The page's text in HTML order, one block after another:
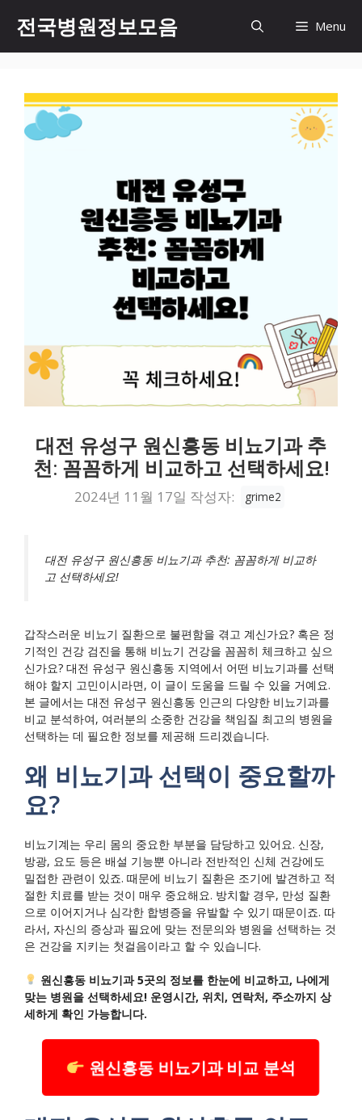
츠
전국병원정보모음 Menu
대전 유성구 원신흥동 비뇨기과 추
천: 꼼꼼하게 비교하고 선택하세요!
2024년 11월 17일 작성자: grime2
대전 유성구 원신흥동 비뇨기과 추천: 꼼꼼하게 비교하
고 선택하세요!
갑작스러운 비뇨기 질환으로 불편함을 겪고 계신가요? 혹은 정
기적인 건강 검진을 통해 비뇨기 건강을 꼼꼼히 체크하고 싶으
신가요? 대전 유성구 원신흥동 지역에서 어떤 비뇨기과를 선택
해야 할지 고민이시라면, 이 글이 도움을 드릴 수 있을 거예요.
본 글에서는 대전 유성구 원신흥동 인근의 다양한 비뇨기과를
비교 분석하여, 여러분의 소중한 건강을 책임질 최고의 병원을
선택하는 데 필요한 정보를 제공해 드리겠습니다.
왜 비뇨기과 선택이 중요할까
요?
비뇨기계는 우리 몸의 중요한 부분을 담당하고 있어요. 신장,
방광, 요도 등은 배설 기능뿐 아니라 전반적인 신체 건강에도
밀접한 관련이 있죠. 때문에 비뇨기 질환은 조기에 발견하고 적
절한 치료를 받는 것이 매우 중요해요. 방치할 경우, 만성 질환
으로 이어지거나 심각한 합병증을 유발할 수 있기 때문이죠. 따
라서, 자신의 증상과 필요에 맞는 전문의와 병원을 선택하는 것
은 건강을 지키는 첫걸음이라고 할 수 있습니다.
원신흥동 비뇨기과 5곳의 정보를 한눈에 비교하고, 나에게
맞는 병원을 선택하세요! 운영시간, 위치, 연락처, 주소까지 상
세하게 확인 가능합니다.
원신흥동 비뇨기과 비교 분석